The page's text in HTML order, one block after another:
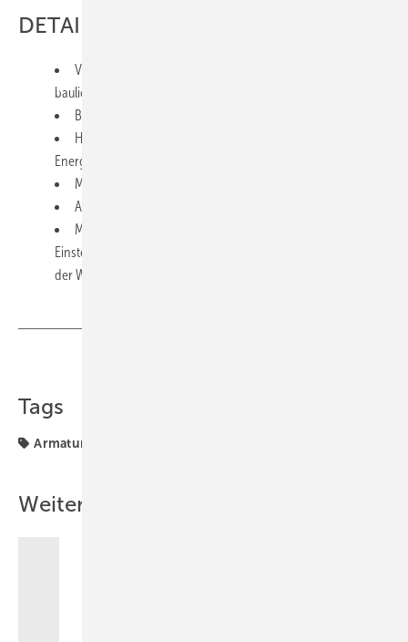
DETAILS
Vielfältiges Angebot für alle persönlichen Vorlieben und
baulichen Voraussetzungen
Benutzerfreundliche Armaturentechnik
Hoher Hygienestandard, geringer Wasser- und
Energieverbrauch (spart bis zu 50% Wasser)
Minimaler Aufwand für Reinigung und Wartung
Automatischer Spülplan zur Vermeidung von Stagnation
Mit der HANSA Connect App können die allgemeinen
Einstellungen der Bluetooth-fähigen Armatur angepasst und
der Wasserverbrauch überwacht werden
Tags
Armaturen
Weitere Inhalte